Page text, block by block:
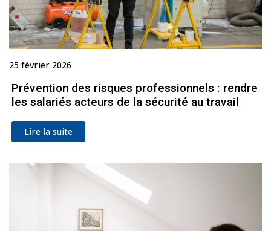
25 février 2026
Prévention des risques professionnels : rendre
les salariés acteurs de la sécurité au travail
Lire la suite